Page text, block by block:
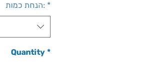
הנחת כמות: *
Quantity *